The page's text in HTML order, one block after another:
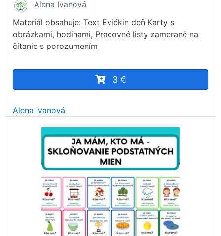
Alena Ivanová
Materiál obsahuje: Text Evičkin deň Karty s
obrázkami, hodinami, Pracovné listy zamerané na
čítanie s porozumením
3 €
Alena Ivanová